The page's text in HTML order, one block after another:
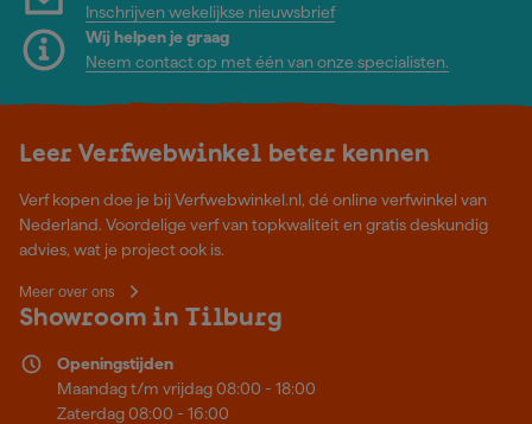
Inschrijven wekelijkse nieuwsbrief
Wij helpen je graag
Neem contact op met één van onze specialisten.
Leer Verfwebwinkel beter kennen
Verf kopen doe je bij Verfwebwinkel.nl, dé online verfwinkel van
Nederland. Voordelige verf van topkwaliteit en gratis deskundig
advies, wat je project ook is.
Meer over ons
Showroom in Tilburg
Openingstijden
Maandag t/m vrijdag 08:00 - 18:00
Zaterdag 08:00 - 16:00